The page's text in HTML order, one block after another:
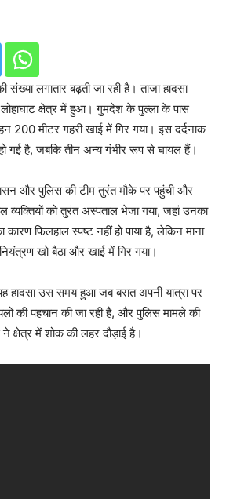
लगातार बढ़ती जा रही है। ताजा हादसा
क्षेत्र में हुआ। गुमदेश के पुल्ला के पास
200 मीटर गहरी खाई में गिर गया। इस दर्दनाक
हो गई है, जबकि तीन अन्य गंभीर रूप से घायल हैं।
और पुलिस की टीम तुरंत मौके पर पहुंची और
व्यक्तियों को तुरंत अस्पताल भेजा गया, जहां उनका
फिलहाल स्पष्ट नहीं हो पाया है, लेकिन माना
खो बैठा और खाई में गिर गया।
हादसा उस समय हुआ जब बरात अपनी यात्रा पर
की पहचान की जा रही है, और पुलिस मामले की
क्षेत्र में शोक की लहर दौड़ाई है।